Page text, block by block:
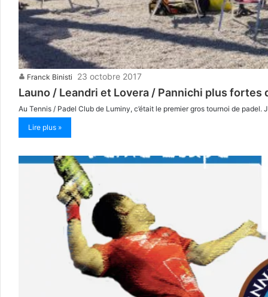
Franck Binisti 23 octobre 2017
Launo / Leandri et Lovera / Pannichi plus fortes
Au Tennis / Padel Club de Luminy, c’était le premier gros tournoi de
Lire plus »